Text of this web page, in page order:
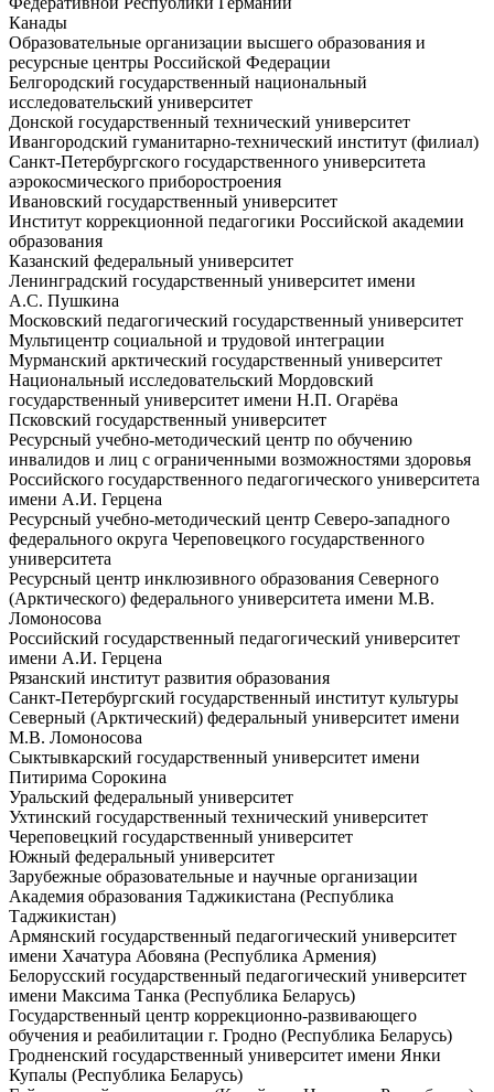
Канады
Образовательные организации высшего образования и
ресурсные центры Российской Федерации
Белгородский государственный национальный
исследовательский университет
Донской государственный технический университет
Ивангородский гуманитарно-технический институт (филиал)
Санкт-Петербургского государственного университета
аэрокосмического приборостроения
Ивановский государственный университет
Институт коррекционной педагогики Российской академии
образования
Казанский федеральный университет
Ленинградский государственный университет имени
А.С. Пушкина
Московский педагогический государственный университет
Мультицентр социальной и трудовой интеграции
Мурманский арктический государственный университет
Национальный исследовательский Мордовский
государственный университет имени Н.П. Огарёва
Псковский государственный университет
Ресурсный учебно-методический центр по обучению
инвалидов и лиц с ограниченными возможностями здоровья
Российского государственного педагогического университета
имени А.И. Герцена
Ресурсный учебно-методический центр Северо-западного
федерального округа Череповецкого государственного
университета
Ресурсный центр инклюзивного образования Северного
(Арктического) федерального университета имени М.В.
Ломоносова
Российский государственный педагогический университет
имени А.И. Герцена
Рязанский институт развития образования
Санкт-Петербургский государственный институт культуры
Северный (Арктический) федеральный университет имени
М.В. Ломоносова
Сыктывкарский государственный университет имени
Питирима Сорокина
Уральский федеральный университет
Ухтинский государственный технический университет
Череповецкий государственный университет
Южный федеральный университет
Зарубежные образовательные и научные организации
Академия образования Таджикистана (Республика
Таджикистан)
Армянский государственный педагогический университет
имени Хачатура Абовяна (Республика Армения)
Белорусский государственный педагогический университет
имени Максима Танка (Республика Беларусь)
Государственный центр коррекционно-развивающего
обучения и реабилитации г. Гродно (Республика Беларусь)
Гродненский государственный университет имени Янки
Купалы (Республика Беларусь)